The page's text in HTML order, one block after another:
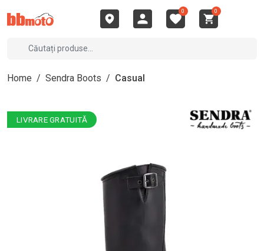
0 0
Home / Sendra Boots / Casual
LIVRARE GRATUITĂ